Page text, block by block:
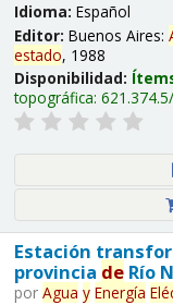
Idioma: Español
Editor: Buenos Aires:
estado, 1988
Disponibilidad:
topográfica:
Estación
provincia deRío
por Agua y Energía